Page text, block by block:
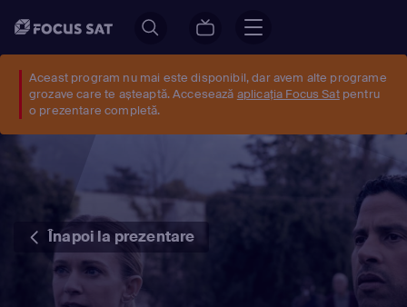
Aceast program nu mai este disponibil, dar avem alte programe
grozave care te așteaptă. Accesează aplicația Focus Satpentru
o prezentare completă.
Înapoi la prezentare